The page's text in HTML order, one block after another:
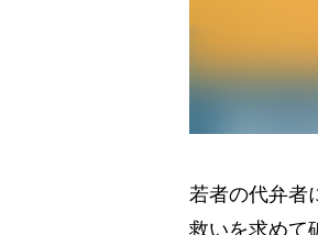
若者の代弁者
救いを求めて